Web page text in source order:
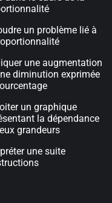
un problème lié à
une augmentation
diminution exprimée
un graphique
la dépendance
grandeurs
une suite